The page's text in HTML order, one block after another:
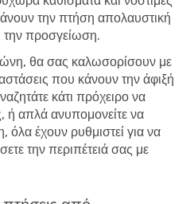
την πτήση απολαυστική
την προσγείωση.
θα σας καλωσορίσουν με
που κάνουν την άφιξή
κάτι πρόχειρο να
ή απλά ανυπομονείτε να
όλα έχουν ρυθμιστεί για να
την περιπέτειά σας με